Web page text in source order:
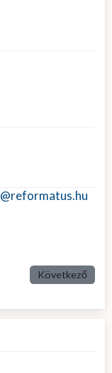
@reformatus.hu
Következő